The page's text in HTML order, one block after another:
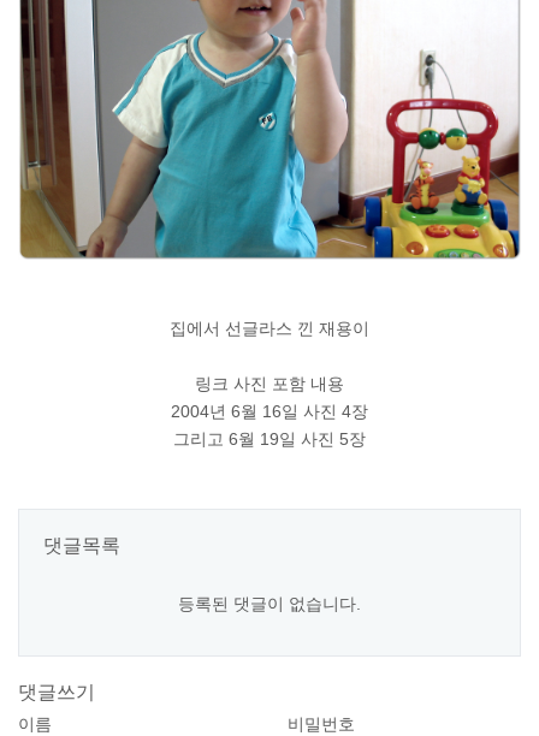
집에서 선글라스 낀 재용이
링크 사진 포함 내용
2004년 6월 16일 사진 4장
그리고 6월 19일 사진 5장
댓글목록
등록된 댓글이 없습니다.
댓글쓰기
이름 비밀번호